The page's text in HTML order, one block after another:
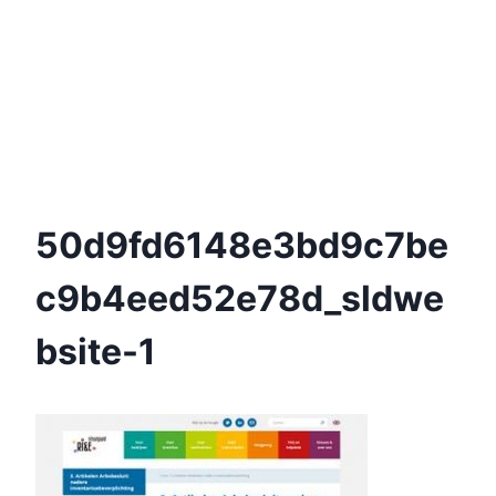
50d9fd6148e3bd9c7be
C9b4eed52e78d_sldwe
Bsite-1